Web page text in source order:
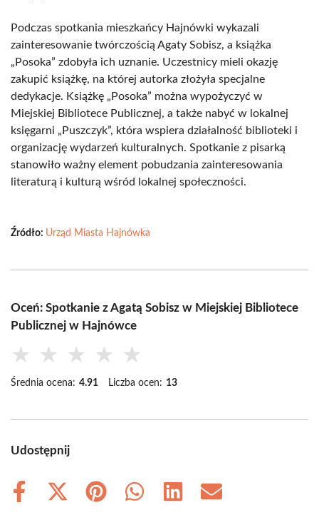
Podczas spotkania mieszkańcy Hajnówki wykazali
zainteresowanie twórczością Agaty Sobisz, a książka
„Posoka” zdobyła ich uznanie. Uczestnicy mieli okazję
zakupić książkę, na której autorka złożyła specjalne
dedykacje. Książkę „Posoka” można wypożyczyć w
Miejskiej Bibliotece Publicznej, a także nabyć w lokalnej
księgarni „Puszczyk”, która wspiera działalność biblioteki i
organizację wydarzeń kulturalnych. Spotkanie z pisarką
stanowiło ważny element pobudzania zainteresowania
literaturą i kulturą wśród lokalnej społeczności.
Źródło: Urząd Miasta Hajnówka
Oceń: Spotkanie z Agatą Sobisz w Miejskiej Bibliotece
Publicznej w Hajnówce
★ ★ ★ ★ ★
Średnia ocena: 4.91 Liczba ocen: 13
Udostępnij
Share
Share
Share
Share
Share
Share